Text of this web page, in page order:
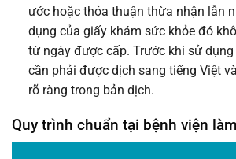
ước hoặc thỏa thuận thừa nhận lẫn
dụng của giấy khám sức khỏe đó
từ ngày được cấp. Trước khi sử
cần phải được dịch sang tiếng Việt
rõ ràng trong bản dịch.
Quy trình chuẩn tại bệnh viện